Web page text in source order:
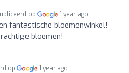
op 1 year ago
fantastische bloemenwinkel!
bloemen!
op 1 year ago